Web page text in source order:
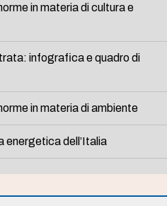
in materia di cultura e
infografica e quadro di
in materia di ambiente
energetica dell’Italia